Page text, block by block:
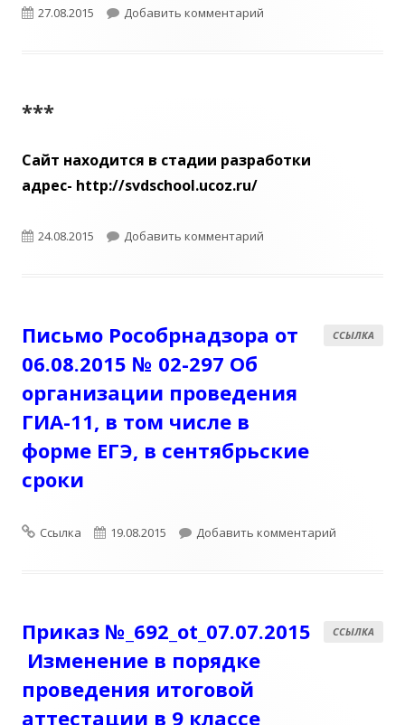
Опубликовано
27.08.2015 Добавить комментарий
***
Cайт находится в стадии разработки
адрес- http://svdschool.ucoz.ru/
Опубликовано
24.08.2015 Добавить комментарий
ЕГЭ
ССЫЛКА
Письмо Рособрнадзора от
06.08.2015 № 02-297 Об
организации проведения
ГИА-11, в том числе в
форме ЕГЭ, в сентябрьские
сроки
Формат
Ссылка Опубликовано
19.08.2015 Добавить комментарий
***
ССЫЛКА
Приказ №_692_ot_07.07.2015
Изменение в порядке
проведения итоговой
аттестации в 9 классе